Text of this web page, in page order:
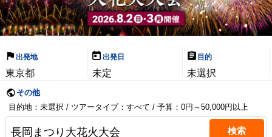
出発地
東京都
出発日
未定
目的
未選択
その他
目的地：未選択 / ツアータイプ：すべて / 予算：0円～50,000円以上
検索